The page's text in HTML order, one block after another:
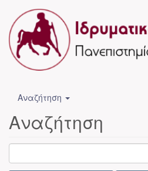
Αναζήτηση
Αναζήτηση